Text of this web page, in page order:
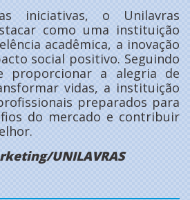
iniciativas, o Unilavras
como uma instituição
acadêmica, a inovação
social positivo. Seguindo
proporcionar a alegria de
vidas, a instituição
preparados para
do mercado e contribuir
UNILAVRAS